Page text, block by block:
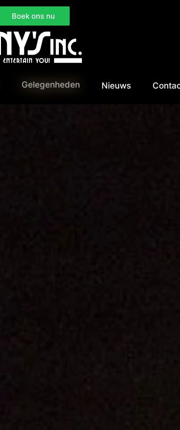
Boek ons nu
Gelegenheden Nieuws